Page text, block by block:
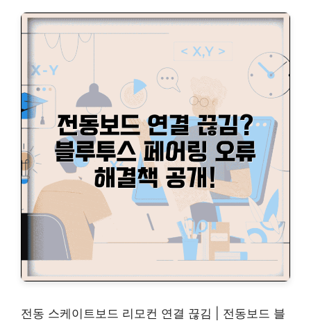
전동 스케이트보드 리모컨 연결 끊김 | 전동보드 블